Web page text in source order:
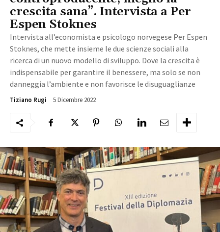
crescita sana”. Intervista a Per
Espen Stoknes
Intervista all’economista e psicologo norvegese Per Espen
Stoknes, che mette insieme le due scienze sociali alla
ricerca di un nuovo modello di sviluppo. Dove la crescita è
indispensabile per garantire il benessere, ma solo se non
danneggia l’ambiente e non favorisce le disuguaglianze
Tiziano Rugi 5 Dicembre 2022